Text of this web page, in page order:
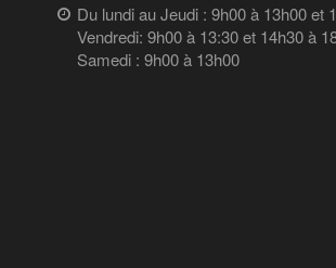
Du lundi au Jeudi : 9h00 à 13h00 et
Vendredi: 9h00 à 13:30 et 14h30 à
Samedi : 9h00 à 13h00